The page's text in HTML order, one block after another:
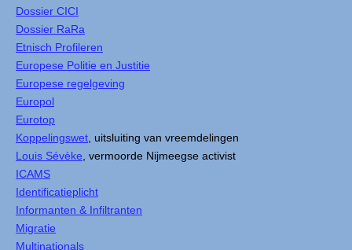
Dossier CICI
Dossier RaRa
Etnisch Profileren
Europese Politie en Justitie
Europese regelgeving
Europol
Eurotop
Koppelingswet , uitsluiting van vreemdelingen
Louis Sévèke , vermoorde Nijmeegse activist
ICAMS
Identificatieplicht
Informanten & Infiltranten
Migratie
Multinationals